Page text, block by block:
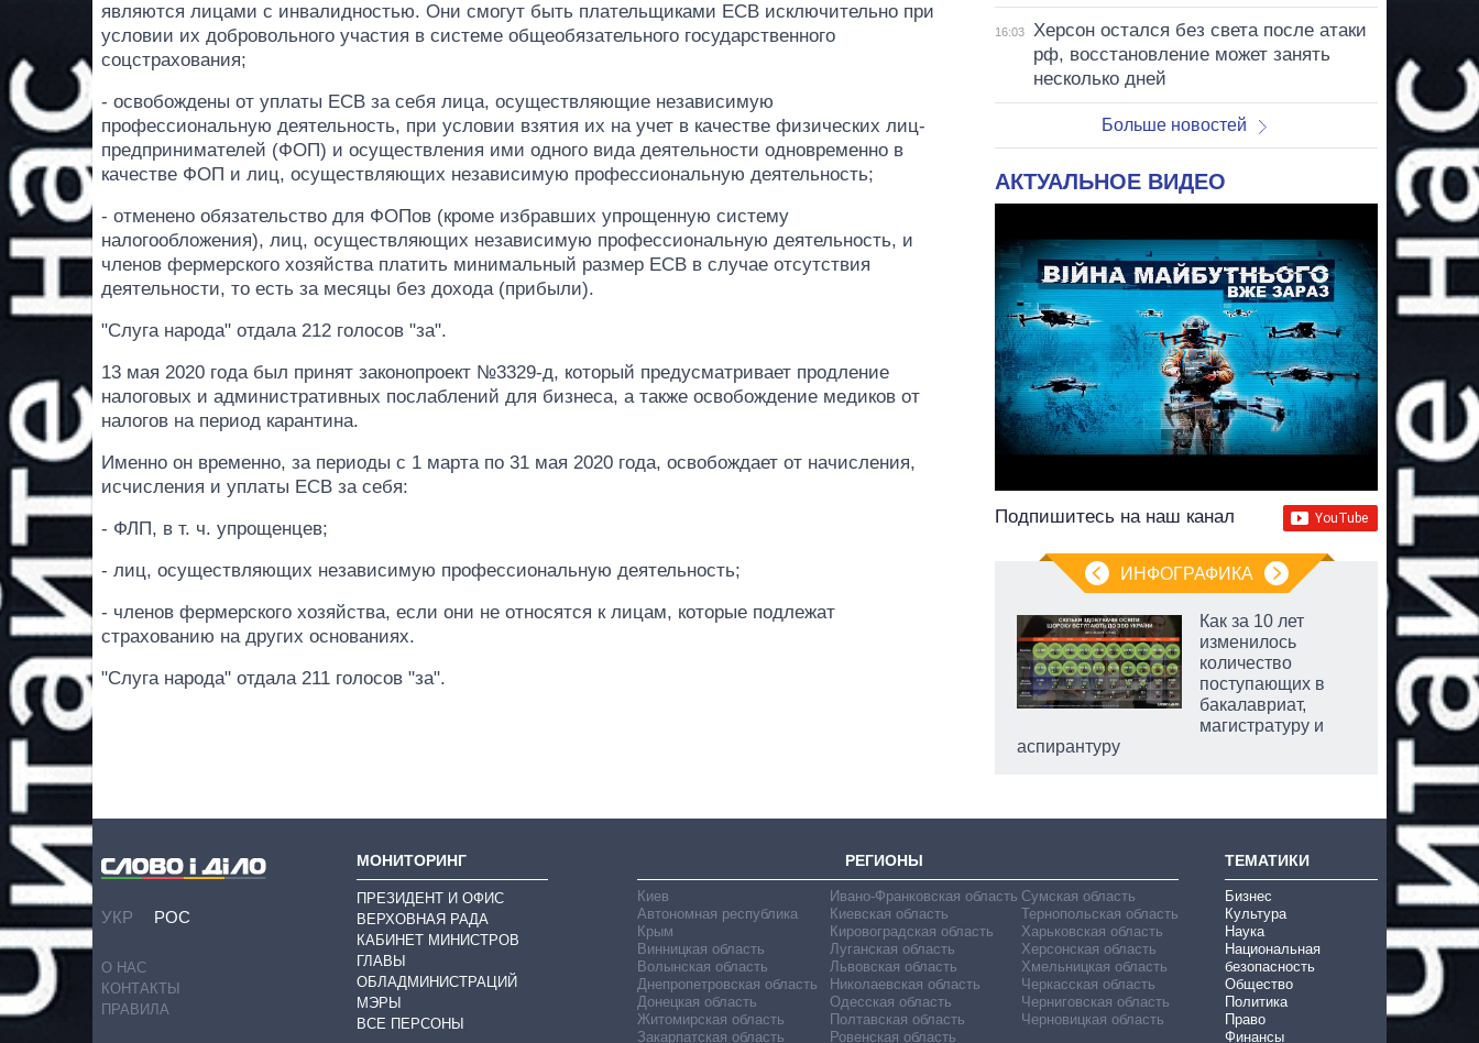
являются лицами с инвалидностью. Они смогут быть плательщиками ЕСВ исключительно при
условии их добровольного участия в системе общеобязательного государственного
соцстрахования;
- освобождены от уплаты ЕСВ за себя лица, осуществляющие независимую
профессиональную деятельность, при условии взятия их на учет в качестве физических лиц-
предпринимателей (ФОП) и осуществления ими одного вида деятельности одновременно в
качестве ФОП и лиц, осуществляющих независимую профессиональную деятельность;
- отменено обязательство для ФОПов (кроме избравших упрощенную систему
налогообложения), лиц, осуществляющих независимую профессиональную деятельность, и
членов фермерского хозяйства платить минимальный размер ЕСВ в случае отсутствия
деятельности, то есть за месяцы без дохода (прибыли).
"Слуга народа" отдала 212 голосов "за".
13 мая 2020 года был принят законопроект №3329-д, который предусматривает продление
налоговых и административных послаблений для бизнеса, а также освобождение медиков от
налогов на период карантина.
Именно он временно, за периоды с 1 марта по 31 мая 2020 года, освобождает от начисления,
исчисления и уплаты ЕСВ за себя:
- ФЛП, в т. ч. упрощенцев;
- лиц, осуществляющих независимую профессиональную деятельность;
- членов фермерского хозяйства, если они не относятся к лицам, которые подлежат
страхованию на других основаниях.
"Слуга народа" отдала 211 голосов "за".
16:03
Херсон остался без света после атаки
рф, восстановление может занять
несколько дней
Больше новостей
АКТУАЛЬНОЕ ВИДЕО
Подпишитесь на наш канал
ИНФОГРАФИКА
Как выросли
Как за 10 лет
изменилось
количество
поступающих в
бакалавриат,
магистратуру и
аспирантуру
УКР РОС
О НАС
КОНТАКТЫ
ПРАВИЛА
МОНИТОРИНГ
ПРЕЗИДЕНТ И ОФИС
ВЕРХОВНАЯ РАДА
КАБИНЕТ МИНИСТРОВ
ГЛАВЫ
ОБЛАДМИНИСТРАЦИЙ
МЭРЫ
ВСЕ ПЕРСОНЫ
РЕГИОНЫ
Киев
Автономная республика
Крым
Винницкая область
Волынская область
Днепропетровская область
Донецкая область
Житомирская область
Закарпатская область
Ивано-Франковская область
Киевская область
Кировоградская область
Луганская область
Львовская область
Николаевская область
Одесская область
Полтавская область
Ровенская область
Сумская область
Тернопольская область
Харьковская область
Херсонская область
Хмельницкая область
Черкасская область
Черниговская область
Черновицкая область
ТЕМАТИКИ
Бизнес
Культура
Наука
Национальная
безопасность
Общество
Политика
Право
Финансы